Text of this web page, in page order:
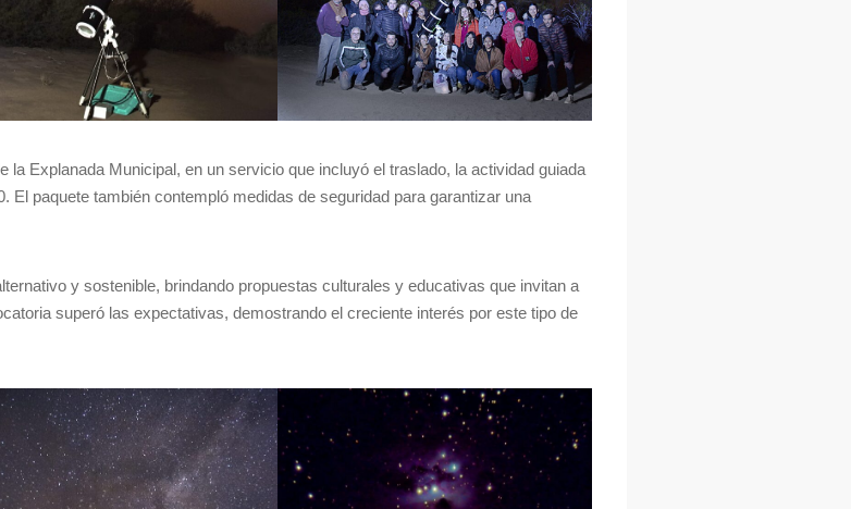
la Explanada Municipal, en un servicio que incluyó el traslado, la actividad guiada
El paquete también contempló medidas de seguridad para garantizar una
y sostenible, brindando propuestas culturales y educativas que invitan a
superó las expectativas, demostrando el creciente interés por este tipo de